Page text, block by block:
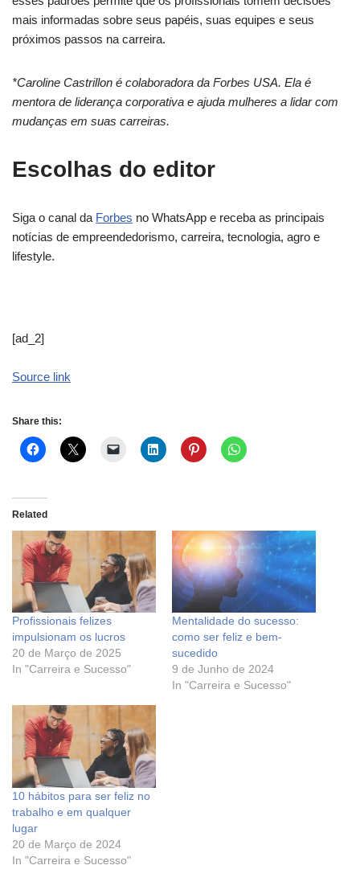
mais informadas sobre seus papéis, suas equipes e seus
próximos passos na carreira.
*Caroline Castrillon é colaboradora da Forbes USA. Ela é
mentora de liderança corporativa e ajuda mulheres a lidar com
mudanças em suas carreiras.
Escolhas do editor
Siga o canal da Forbes no WhatsApp e receba as principais
notícias de empreendedorismo, carreira, tecnologia, agro e
lifestyle.
[ad_2]
Source link
Share this:
Related
Profissionais felizes
impulsionam os lucros
20 de Março de 2025
In "Carreira e Sucesso"
Mentalidade do sucesso:
como ser feliz e bem-
sucedido
9 de Junho de 2024
In "Carreira e Sucesso"
10 hábitos para ser feliz no
trabalho e em qualquer
lugar
20 de Março de 2024
In "Carreira e Sucesso"